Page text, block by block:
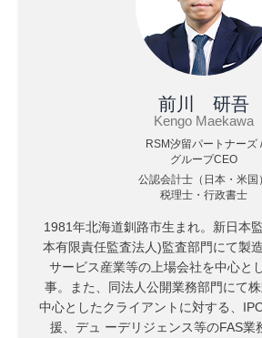
前川 研吾
Kengo Maekawa
RSM汐留パートナーズ /
グループCEO
公認会計士（日本・米国）
税理士・行政書士
1981年北海道釧路市生まれ。新日本
本有限責任監査法人)監査部門にて製
サービス産業等の上場会社を中心と
事。また、同法人公開業務部門にて
中心としたクライアントに対する、
援、デュ ーデリジェンス等のFAS業